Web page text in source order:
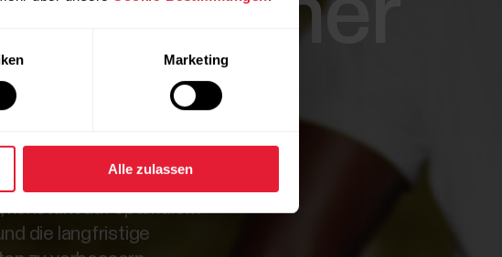
Marketing
Alle zulassen
konstant auf optimalem
die langfristige